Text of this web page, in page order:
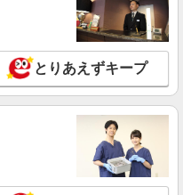
とりあえずキープ